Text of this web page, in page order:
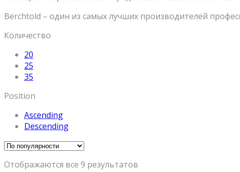
Berchtold – один из самых лучших производителей
Количество
20
25
35
Position
Ascending
Descending
Отображаются все 9 результатов